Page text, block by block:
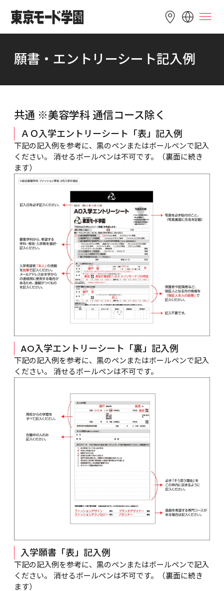
LANGUAGE
English 简体中文 繁體中文
Bahasa
願書・エントリーシート記入例
共通 ※美容学科 通信コース除く
ＡＯ入学エントリーシート「表」記入例
下記の記入例を参考に、黒のペンまたはボールペンで記入
ください。 消せるボールペンは不可です。（裏面に続き
ます）
AO入学エントリーシート「裏」記入例
下記の記入例を参考に、黒のペンまたはボールペンで記入
ください。 消せるボールペンは不可です。
入学願書「表」記入例
下記の記入例を参考に、黒のペンまたはボールペンで記入
ください。 消せるボールペンは不可です。（裏面に続き
ます）